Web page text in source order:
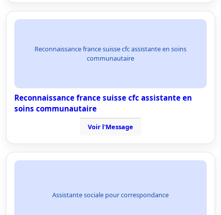
Reconnaissance france suisse cfc assistante en soins
communautaire
Reconnaissance france suisse cfc assistante en
soins communautaire
Voir l'Message
Assistante sociale pour correspondance